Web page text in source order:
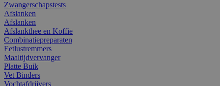
Zwangerschapstests
Afslanken
Afslanken
Afslankthee en Koffie
Combinatiepreparaten
Eetlustremmers
Maaltijdvervanger
Platte Buik
Vet Binders
Vochtafdrijvers